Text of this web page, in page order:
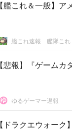
【艦これ＆一般】ア
艦これ速報 艦隊これ
【悲報】『ゲーム
ゆるゲーマー遅報
【ドラクエウォー